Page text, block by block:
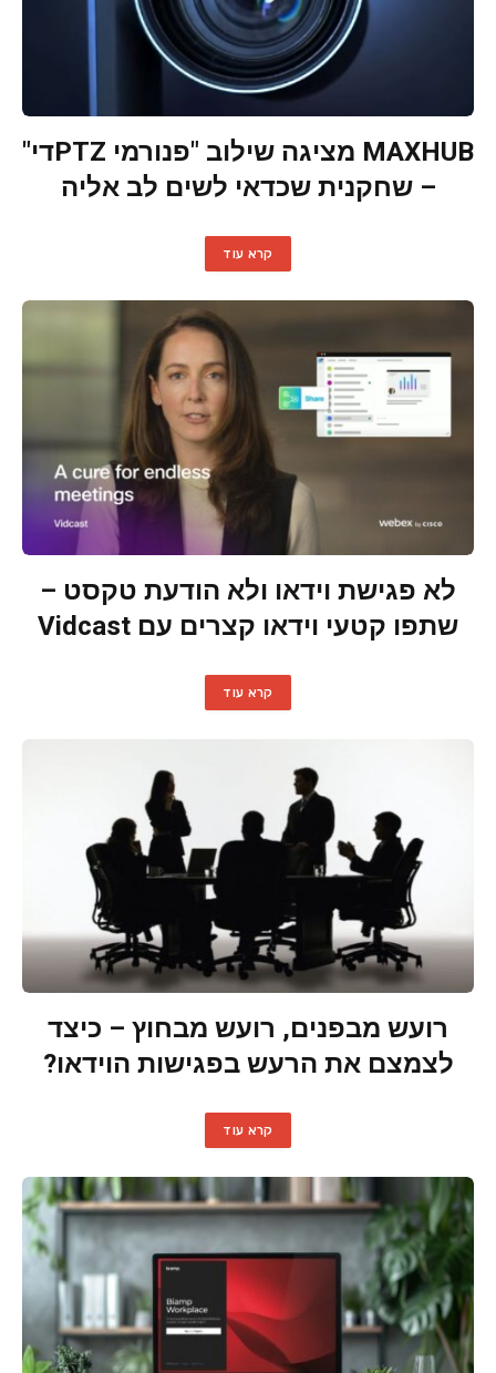
MAXHUB מציגה שילוב "פנורמי PTZדי"
– שחקנית שכדאי לשים לב אליה
קרא עוד
לא פגישת וידאו ולא הודעת טקסט –
שתפו קטעי וידאו קצרים עם Vidcast
קרא עוד
רועש מבפנים, רועש מבחוץ – כיצד
לצמצם את הרעש בפגישות הוידאו?
קרא עוד